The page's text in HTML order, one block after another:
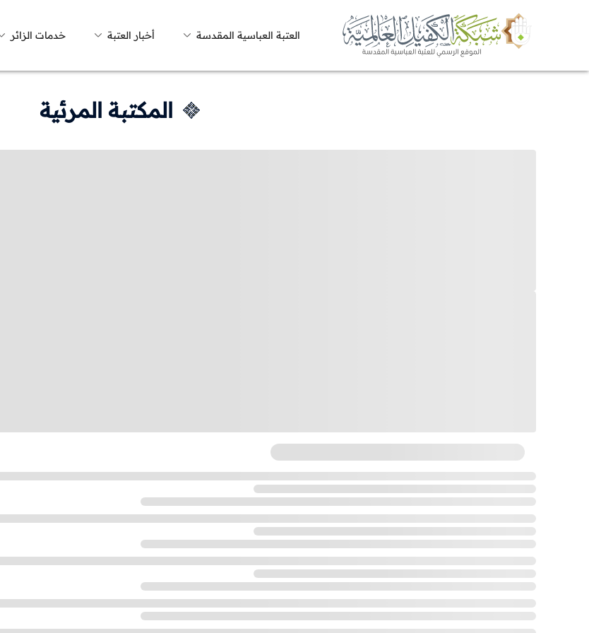
العتبة العباسية المقدسة أخبار العتبة خدمات الزائر
المكتبة المرئية